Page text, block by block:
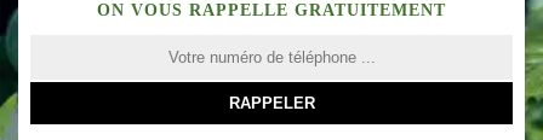
ON VOUS RAPPELLE GRATUITEMENT